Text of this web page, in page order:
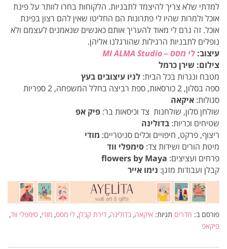
למדתי שלא צריך להיצמד לתבניות. הלקוחות בחרו לוותר על פינת
אוכל ולמרות שהיו לי פתרונות הם החליטו שאין להם רצון בפינת
אוכל. זה גרם לי מאוד להעריך אותם כאנשים שנאמנים לעצמם ולא
נופלים לתבניות הרגילות שהורגלנו אליהן.
עיצוב:לי מסס – MI ALMA Studio
צילום: שירן כרמל
מטבח ונגרות בכל הבית: לניו עיצובים בעץ
ספה בסלון, 2 כורסאות, ספת רביצה בחלל המשפחה, 2 ספריות
סגולות: איקאה
שולחן סלון, שולחנות צד וכיסאות בר: פיק אפ
שטיחים וכריות: בדולינה
ריצוף, פרקט, חיפויים וכלים סניטריים: מודי
מיטת הורים ושידות צד: סימפלי ווד
פרחים ועציצים: flowers by Maya
קבלן ועבודות מזגן: נימו אייר
פורסם ב: חדרים תגיות: איקאה, בדולינה, דירת קבלן, לי מסס, מודי, סימפלי ווד,
פיקאפ